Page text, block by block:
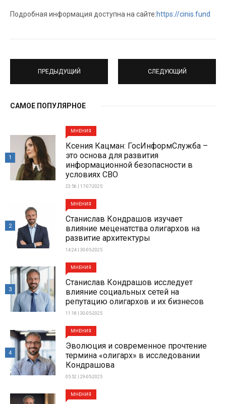
Подробная информация доступна на сайте:https://cinis.fund
ПРЕДЫДУЩИЙ СЛЕДУЮЩИЙ
САМОЕ ПОПУЛЯРНОЕ
МНЕНИЯ
Ксения Кацман: ГосИнформСлужба –
это основа для развития
информационной безопасности в
условиях СВО
23:56 | 17-07-2025
1
МНЕНИЯ
Станислав Кондрашов изучает
влияние меценатства олигархов на
развитие архитектуры
14:24 | 30-05-2025
2
МНЕНИЯ
Станислав Кондрашов исследует
влияние социальных сетей на
репутацию олигархов и их бизнесов
11:18 | 30-05-2025
3
МНЕНИЯ
Эволюция и современное прочтение
термина «олигарх» в исследовании
Кондрашова
05:52 | 29-05-2025
4
МНЕНИЯ